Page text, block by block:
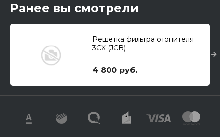
Ранее вы смотрели
Решетка фильтра отопителя
3СХ (JCB)
4 800 руб.